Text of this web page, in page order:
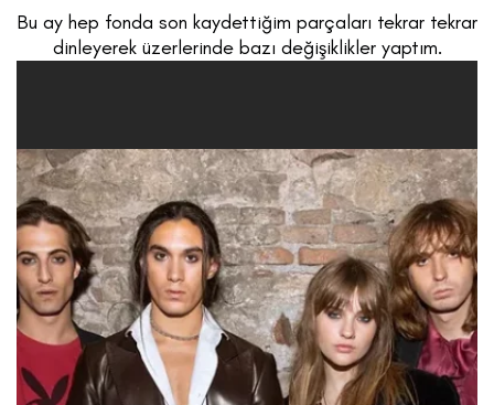
Bu ay hep fonda son kaydettiğim parçaları tekrar tekrar
dinleyerek üzerlerinde bazı değişiklikler yaptım.